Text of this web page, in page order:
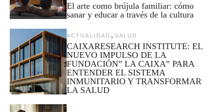
El arte como brújula familiar: cómo
sanar y educar a través de la cultura
ACTUALIDAD , SALUD
CAIXARESEARCH INSTITUTE: EL
NUEVO IMPULSO DE LA
FUNDACIÓN” LA CAIXA” PARA
ENTENDER EL SISTEMA
INMUNITARIO Y TRANSFORMAR
LA SALUD